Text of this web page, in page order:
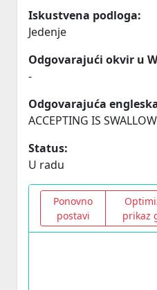
Iskustvena podloga:
Jedenje
Odgovarajući okvir u
-
Odgovarajuća
ACCEPTING IS
Status:
U radu
Ponovno
postavi
prikaz